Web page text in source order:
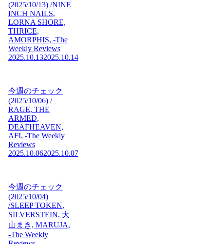
(2025/10/13) /NINE
INCH NAILS,
LORNA SHORE,
THRICE,
AMORPHIS, -The
Weekly Reviews
2025.10.132025.10.14
今週のチェック
(2025/10/06) /
RAGE, THE
ARMED,
DEAFHEAVEN,
AFI, -The Weekly
Reviews
2025.10.062025.10.07
今週のチェック
(2025/10/04)
/SLEEP TOKEN,
SILVERSTEIN, 大
山まき, MARUJA,
-The Weekly